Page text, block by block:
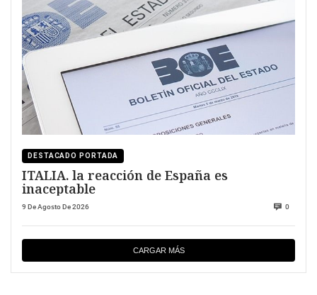
DESTACADO PORTADA
ITALIA. la reacción de España es
inaceptable
9 De Agosto De 2026 0
CARGAR MÁS